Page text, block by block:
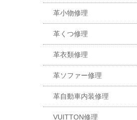
革小物修理
革くつ修理
革衣類修理
革ソファー修理
革自動車内装修理
VUITTON修理